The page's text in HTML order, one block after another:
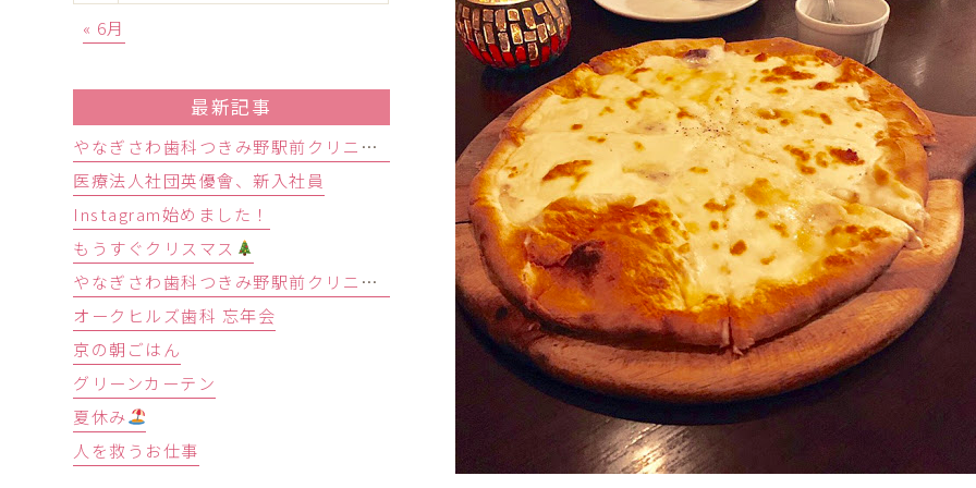
« 6月
最新記事
やなぎさわ歯科つきみ野駅前クリニック、オークヒルズ歯科合同新人歓迎会
医療法人社団英優會、新入社員
Instagram始めました！
もうすぐクリスマス
やなぎさわ歯科つきみ野駅前クリニック忘年会
オークヒルズ歯科 忘年会
京の朝ごはん
グリーンカーテン
夏休み
人を救うお仕事